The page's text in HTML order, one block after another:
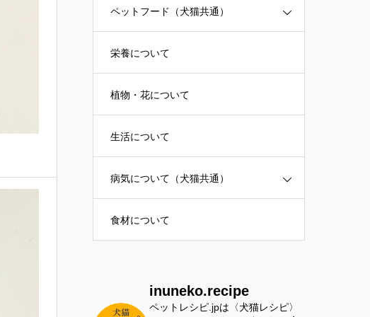
ペットフード（犬猫共通）
栄養について
植物・花について
生活について
病気について（犬猫共通）
食材について
inuneko.recipe
ペットレシピ.jpは〈犬猫レシピ〉